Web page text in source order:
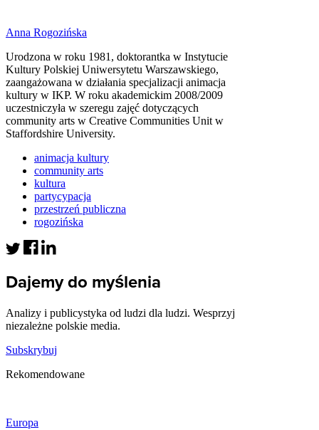
Anna Rogozińska
Urodzona w roku 1981, doktorantka w Instytucie
Kultury Polskiej Uniwersytetu Warszawskiego,
zaangażowana w działania specjalizacji animacja
kultury w IKP. W roku akademickim 2008/2009
uczestniczyła w szeregu zajęć dotyczących
community arts w Creative Communities Unit w
Staffordshire University.
animacja kultury
community arts
kultura
partycypacja
przestrzeń publiczna
rogozińska
Dajemy do myślenia
Analizy i publicystyka od ludzi dla ludzi. Wesprzyj
niezależne polskie media.
Subskrybuj
Rekomendowane
Europa